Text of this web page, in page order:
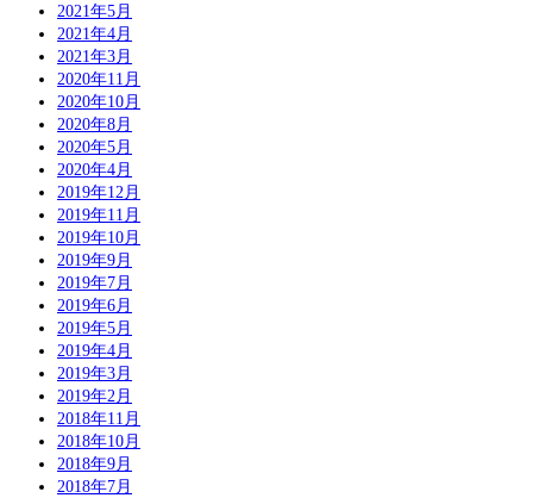
2021年5月
2021年4月
2021年3月
2020年11月
2020年10月
2020年8月
2020年5月
2020年4月
2019年12月
2019年11月
2019年10月
2019年9月
2019年7月
2019年6月
2019年5月
2019年4月
2019年3月
2019年2月
2018年11月
2018年10月
2018年9月
2018年7月